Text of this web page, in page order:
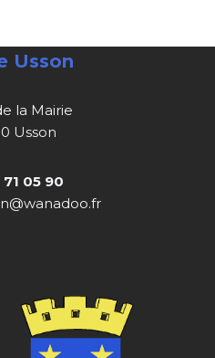
Usson
la Mairie
Usson
05 90